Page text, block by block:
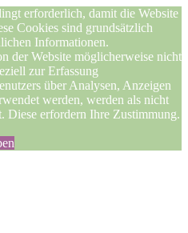
erforderlich, damit die Website
Cookies sind grundsätzlich
Informationen.
der Website möglicherweise nicht
zur Erfassung
über Analysen, Anzeigen
werden, werden als nicht
Diese erfordern Ihre Zustimmung.